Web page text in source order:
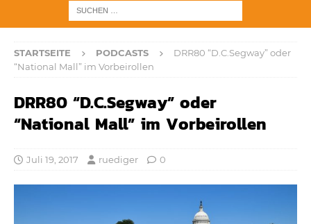
STARTSEITE PODCASTS
DRR80 “D.C.Segway” oder
“National Mall” im Vorbeirollen
DRR80 “D.C.Segway” oder
“National Mall” im Vorbeirollen
Juli 19, 2017 ruediger 0